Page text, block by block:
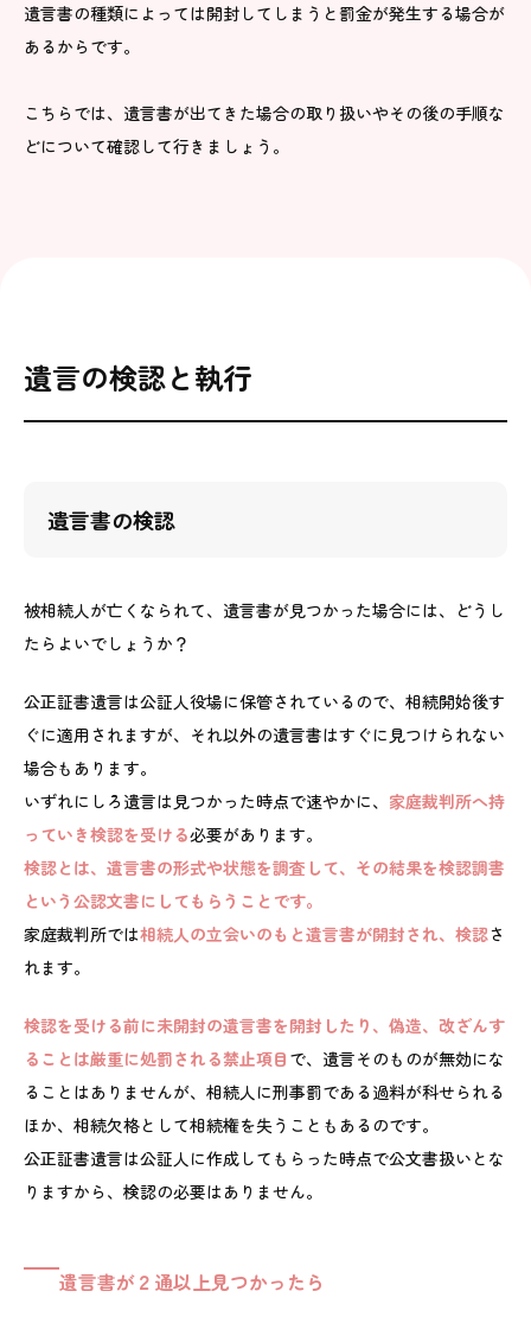
遺言書の種類によっては開封してしまうと罰金が発生する場合が
あるからです。
こちらでは、遺言書が出てきた場合の取り扱いやその後の手順な
どについて確認して行きましょう。
遺言の検認と執行
遺言書の検認
被相続人が亡くなられて、遺言書が見つかった場合には、どうし
たらよいでしょうか？
公正証書遺言は公証人役場に保管されているので、相続開始後す
ぐに適用されますが、それ以外の遺言書はすぐに見つけられない
場合もあります。
いずれにしろ遺言は見つかった時点で速やかに、 家庭裁判所へ持
っていき検認を受ける必要があります。
検認とは、遺言書の形式や状態を調査して、その結果を検認調書
という公認文書にしてもらうことです。
家庭裁判所では相続人の立会いのもと遺言書が開封され、検認さ
れます。
検認を受ける前に未開封の遺言書を開封したり、偽造、改ざんす
ることは厳重に処罰される禁止項目 で、遺言そのものが無効にな
ることはありませんが、相続人に刑事罰である過料が科せられる
ほか、相続欠格として相続権を失うこともあるのです。
公正証書遺言は公証人に作成してもらった時点で公文書扱いとな
りますから、検認の必要はありません。
遺言書が２通以上見つかったら